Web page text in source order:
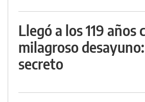
Llegó a los 119 años
milagroso
secreto